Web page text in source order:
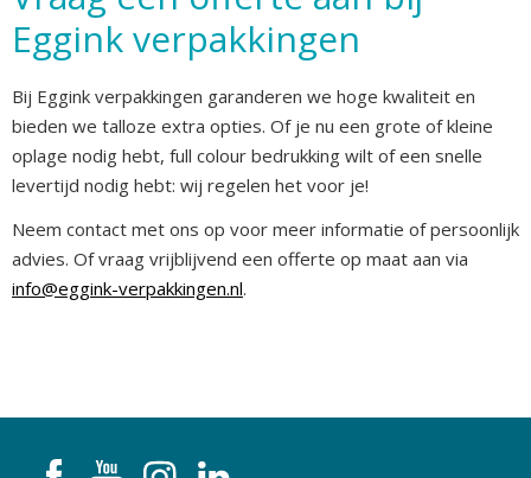
Eggink verpakkingen
Bij Eggink verpakkingen garanderen we hoge kwaliteit en
bieden we talloze extra opties. Of je nu een grote of kleine
oplage nodig hebt, full colour bedrukking wilt of een snelle
levertijd nodig hebt: wij regelen het voor je!
Neem contact met ons op voor meer informatie of persoonlijk
advies. Of vraag vrijblijvend een offerte op maat aan via
info@eggink-verpakkingen.nl.